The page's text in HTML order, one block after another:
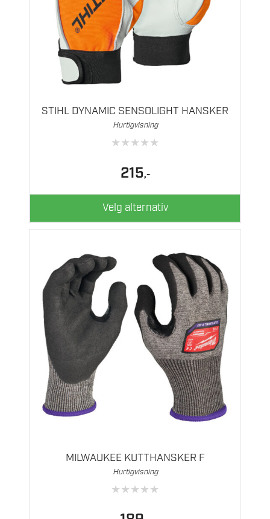
STIHL DYNAMIC SENSOLIGHT HANSKER
Hurtigvisning
★★★★★
215,-
Velg alternativ
produktet
flere
produktsiden
MILWAUKEE KUTTHANSKER F
Hurtigvisning
★★★★★
Dette
produktet